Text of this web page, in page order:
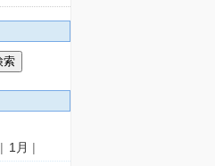
| 1月 |